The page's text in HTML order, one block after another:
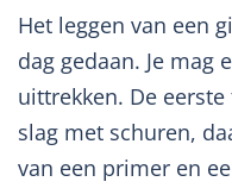
Het leggen van een
dag gedaan. Je mag
uittrekken. De
slag met schuren,
van een primer en